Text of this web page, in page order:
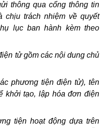
thông qua cổng thông tin
trách nhiệm về quyết
lục ban hành kèm theo
tử gồm các nội dung chủ
phương tiện điện tử), tên
khởi tạo, lập hóa đơn điện
tiện hoạt động dựa trên